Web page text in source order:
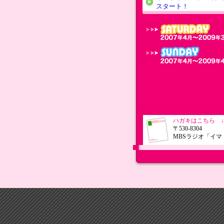
スタート！
ハガキはこちら ↓
〒530-8304
MBSラジオ「イマ